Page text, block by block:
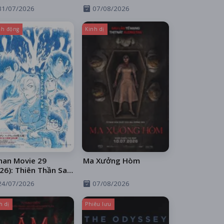
07/2026 07/08/2026
động
Movie 29
Thiên Thần Sa
Trên Xa Lộ
07/2026
Kinh dị
Ma Xưởng Hòm
07/08/2026
dị Phiêu lưu